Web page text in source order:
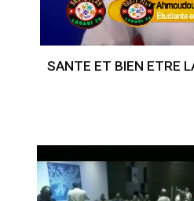
SANTE ET BIEN ETRE